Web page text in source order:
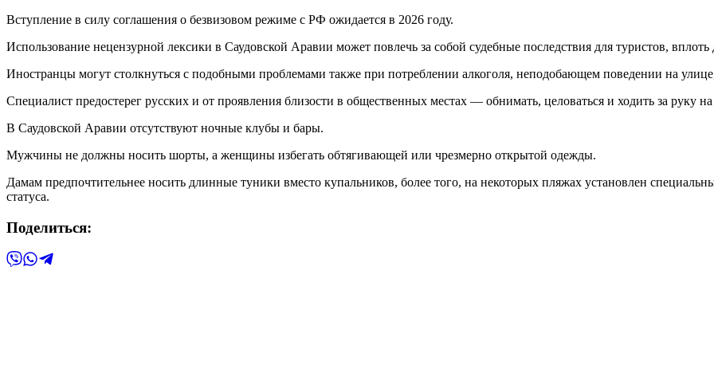
Вступление в силу соглашения о безвизовом режиме с РФ ожидается в 2026 году.
Использование нецензурной лексики в Саудовской Аравии может повлечь за собой судебные последствия для туристов, вплоть
Иностранцы могут столкнуться с подобными проблемами также при потреблении алкоголя, неподобающем поведении на
Специалист предостерег русских и от проявления близости в общественных местах — обнимать, целоваться и ходить за руку
В Саудовской Аравии отсутствуют ночные клубы и бары.
Мужчины не должны носить шорты, а женщины избегать обтягивающей или чрезмерно открытой одежды.
Дамам предпочтительнее носить длинные туники вместо купальников, более того, на некоторых пляжах установлен
статуса.
Поделиться: